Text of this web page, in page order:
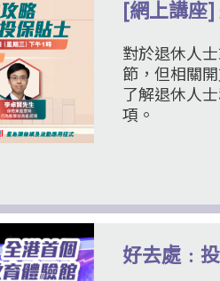
[網上講座
對於退休人
節，但相關
了解退休人
項。
好去處﹕